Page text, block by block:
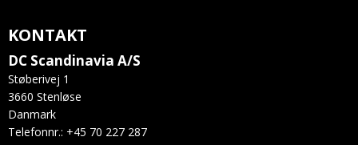
KONTAKT
DC Scandinavia A/S
Støberivej 1
3660 Stenløse
Danmark
Telefonnr.: +45 70 227 287